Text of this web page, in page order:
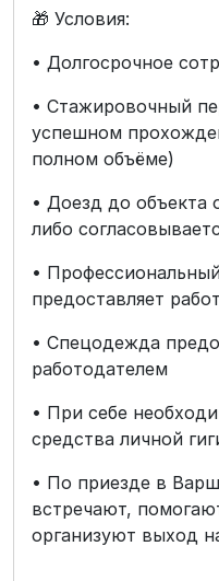
🎁 Условия:
• Долгосрочное
• Стажировочный
успешном
полном объёме)
• Доезд до объекта
либо
•
предоставляет
• Спецодежда
работодателем
• При себе
средства личной
• По приезде в
встречают,
организуют выход